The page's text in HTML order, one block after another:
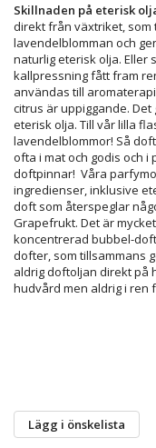
Skillnaden på eterisk
direkt från växtriket, som
lavendelblomman och
naturlig eterisk olja. Eller
kallpressning fått fram
användas till
citrus är uppiggande.
eterisk olja. Till vår lilla
lavendelblommor! Så
ofta i mat och godis och i
doftpinnar! Våra
ingredienser, inklusive
doft som återspeglar
Grapefrukt. Det är
koncentrerad bubbel-
dofter, som tillsammans
aldrig doftoljan direkt på
hudvård men aldrig i ren
Lägg i önskelista